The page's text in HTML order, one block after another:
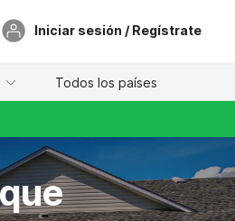
Iniciar sesión / Regístrate
Todos los países